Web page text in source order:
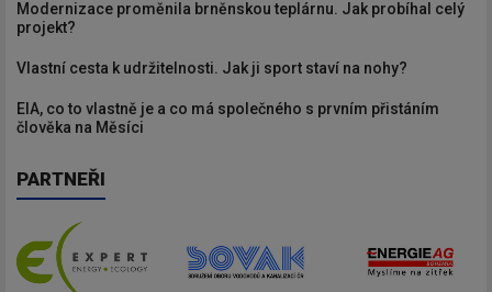
Modernizace proměnila brněnskou teplárnu. Jak probíhal celý
projekt?
Vlastní cesta k udržitelnosti. Jak ji sport staví na nohy?
EIA, co to vlastně je a co má společného s prvním přistáním
člověka na Měsíci
PARTNEŘI